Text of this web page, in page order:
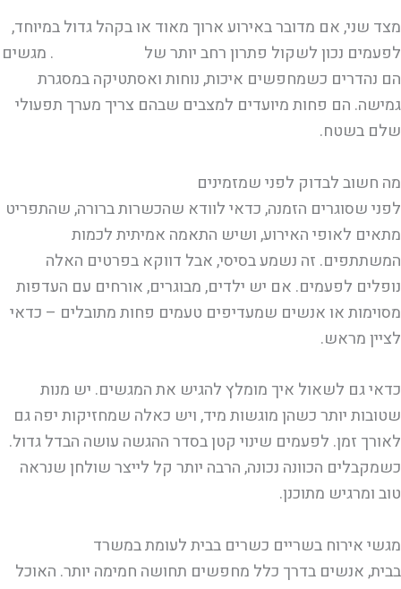
מצד שני, אם מדובר באירוע ארוך מאוד או בקהל גדול במיוחד,
לפעמים נכון לשקול פתרון רחב יותר של
. מגשים
הם נהדרים כשמחפשים איכות, נוחות ואסתטיקה במסגרת
גמישה. הם פחות מיועדים למצבים שבהם צריך מערך תפעולי
שלם בשטח.
מה חשוב לבדוק לפני שמזמינים
לפני שסוגרים הזמנה, כדאי לוודא שהכשרות ברורה, שהתפריט
מתאים לאופי האירוע, ושיש התאמה אמיתית לכמות
המשתתפים. זה נשמע בסיסי, אבל דווקא בפרטים האלה
נופלים לפעמים. אם יש ילדים, מבוגרים, אורחים עם העדפות
מסוימות או אנשים שמעדיפים טעמים פחות מתובלים – כדאי
לציין מראש.
כדאי גם לשאול איך מומלץ להגיש את המגשים. יש מנות
שטובות יותר כשהן מוגשות מיד, ויש כאלה שמחזיקות יפה גם
לאורך זמן. לפעמים שינוי קטן בסדר ההגשה עושה הבדל גדול.
כשמקבלים הכוונה נכונה, הרבה יותר קל לייצר שולחן שנראה
טוב ומרגיש מתוכנן.
מגשי אירוח בשריים כשרים בבית לעומת במשרד
בבית, אנשים בדרך כלל מחפשים תחושה חמימה יותר. האוכל